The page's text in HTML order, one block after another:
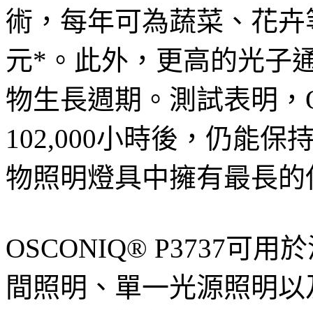
術，每年可為蔬菜、花
元*。此外，更高的光子
物生長週期。測試表明
102,000小時後，仍能保
物照明燈具中擁有最長
OSCONIQ® P3737可用
間照明、單一光源照明